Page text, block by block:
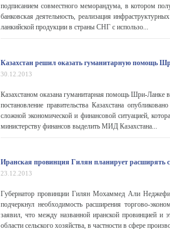
подписанием совместного меморандума, в котором
банковская деятельность, реализация
ланкийской продукции в страны СНГ с использо...
Казахстан решил оказать гуманитарную помощь
30.12.2013
Казахстаном оказана гуманитарная помощь Шри-Ланке
постановление правительства Казахстана
сложной экономической и финансовой ситуацией,
министерству финансов выделить МИД Казахстана...
Иранская провинция Гилян планирует расширять
23.12.2013
Губернатор провинции Гилян Мохаммед Али
подчеркнул необходимость расширения торгово-
заявил, что между названной иранской провинцией и
области сельского хозяйства, в частности в сфере